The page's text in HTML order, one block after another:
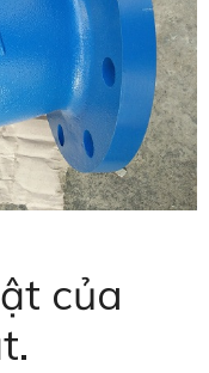
của